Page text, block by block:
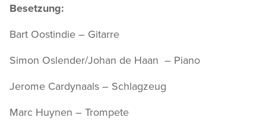
Besetzung:
Bart Oostindie – Gitarre
Simon Oslender/Johan de Haan – Piano
Jerome Cardynaals – Schlagzeug
Marc Huynen – Trompete